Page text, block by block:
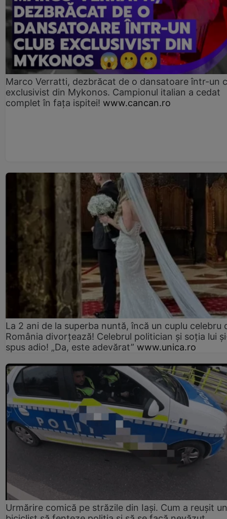
Marco Verratti, dezbrăcat de o dansatoare într-un
exclusivist din Mykonos. Campionul italian a cedat
complet în fața ispitei! www.cancan.ro
La 2 ani de la superba nuntă, încă un cuplu celebru
România divorțează! Celebrul politician și soția lui
spus adio! „Da, este adevărat” www.unica.ro
Urmărire comică pe străzile din Iași. Cum a reușit un